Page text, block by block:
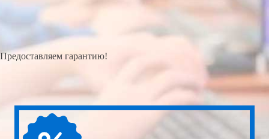
Предоставляем гарантию!